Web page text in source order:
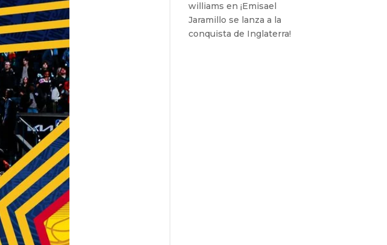
williams en¡Emisael
Jaramillo se lanza a la
conquista de Inglaterra!